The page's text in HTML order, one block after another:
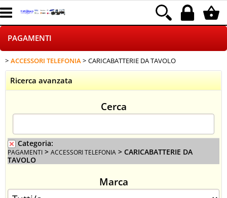
HOME PAGE
CHI SIAMO
LOGISTICA
NEGOZI ON LINE
DROPSHIPPING
SINCRONIZZATI CON NOI
PAGAMENTI
ACCESSORI TELEFONIA CARICABATTERIE DA TAVOLO
Ricerca avanzata
Cerca
Categoria:
PAGAMENTI > ACCESSORI TELEFONIA > CARICABATTERIE DA
TAVOLO
Marca